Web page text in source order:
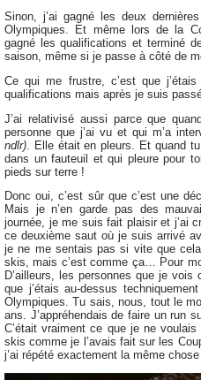
Sinon, j’ai gagné les deux
Olympiques. Et même lors de la
gagné les qualifications et terminé
saison, même si je passe à côté de
Ce qui me frustre, c’est que
qualifications mais après je suis
J’ai relativisé aussi parce que
personne que j’ai vu et qui m’a
ndlr) . Elle était en pleurs. Et quand
dans un fauteuil et qui pleure pour
pieds sur terre !
Donc oui, c’est sûr que c’est une
Mais je n’en garde pas des
journée, je me suis fait plaisir et j’ai
ce deuxième saut où je suis arrivé
je ne me sentais pas si vite que
skis, mais c’est comme ça… Pour
D’ailleurs, les personnes que je
que j’étais au-dessus
Olympiques. Tu sais, nous, tout le
ans. J’appréhendais de faire un run
C’était vraiment ce que je ne
skis comme je l’avais fait sur les
j’ai répété exactement la même